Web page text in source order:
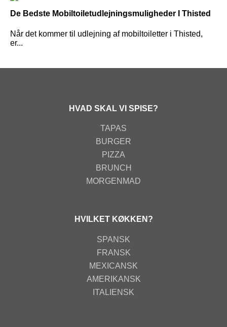
De Bedste Mobiltoiletudlejningsmuligheder I Thisted
Når det kommer til udlejning af mobiltoiletter i Thisted,
er...
HVAD SKAL VI SPISE?
TAPAS
BURGER
PIZZA
BRUNCH
MORGENMAD
HVILKET KØKKEN?
SPANSK
FRANSK
MEXICANSK
AMERIKANSK
ITALIENSK